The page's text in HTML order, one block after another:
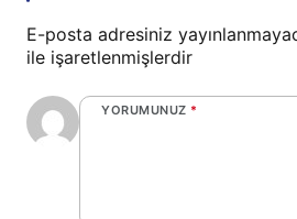
E-posta adresiniz
ile işaretlenmişlerdir
YORUMUNUZ *